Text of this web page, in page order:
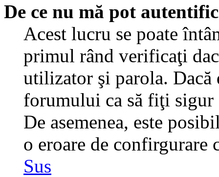
De ce nu mă pot
Acest lucru se poate
primul rând verificaţi
utilizator şi parola. Dacă
forumului ca să fiţi
De asemenea, este
o eroare de confirgurare
Sus